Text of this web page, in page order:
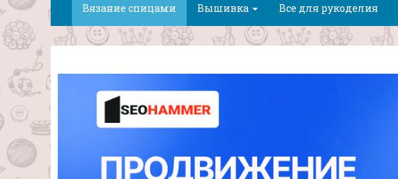
Вязание спицами Вышивка Все для рукоделия